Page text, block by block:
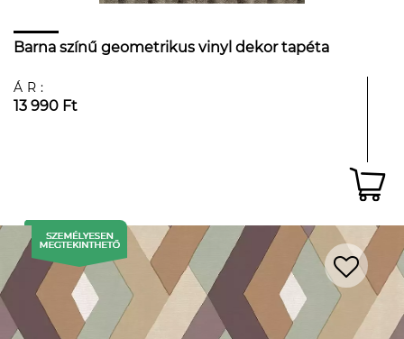
Barna színű geometrikus vinyl dekor tapéta
ÁR:
13 990 Ft